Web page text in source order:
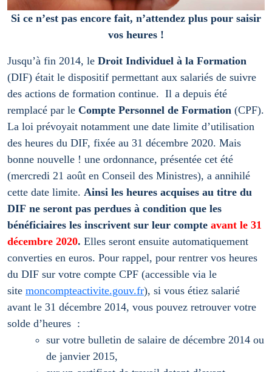
Si ce n’est pas encore fait, n’attendez plus pour saisir
vos heures !
Jusqu’à fin 2014, le Droit Individuel à la Formation
(DIF) était le dispositif permettant aux salariés de suivre
des actions de formation continue. Il a depuis été
remplacé par le Compte Personnel de Formation (CPF).
La loi prévoyait notamment une date limite d’utilisation
des heures du DIF, fixée au 31 décembre 2020. Mais
bonne nouvelle ! une ordonnance, présentée cet été
(mercredi 21 août en Conseil des Ministres), a annihilé
cette date limite. Ainsi les heures acquises au titre du
DIF ne seront pas perdues à condition que les
bénéficiaires les inscrivent sur leur compte avant le 31
décembre 2020. Elles seront ensuite automatiquement
converties en euros. Pour rappel, pour rentrer vos heures
du DIF sur votre compte CPF (accessible via le
site moncompteactivite.gouv.fr), si vous étiez salarié
avant le 31 décembre 2014, vous pouvez retrouver votre
solde d’heures :
sur votre bulletin de salaire de décembre 2014 ou
de janvier 2015,